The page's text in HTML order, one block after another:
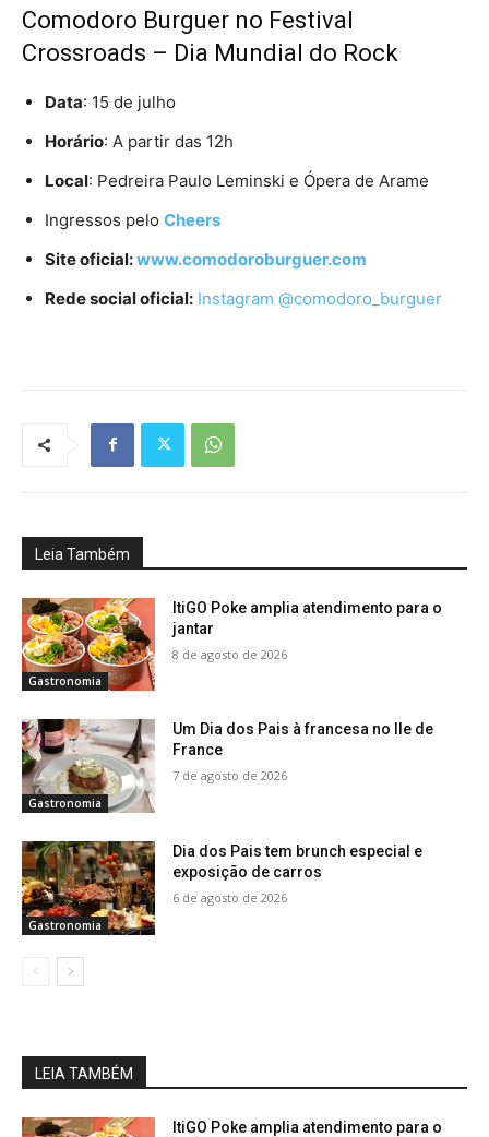
Comodoro Burguer no Festival
Crossroads – Dia Mundial do Rock
Data: 15 de julho
Horário: A partir das 12h
Local: Pedreira Paulo Leminski e Ópera de Arame
Ingressos pelo Cheers
Site oficial:www.comodoroburguer.com
Rede social oficial: Instagram @comodoro_burguer
Leia Também
Gastronomia
ItiGO Poke amplia atendimento para o
jantar
8 de agosto de 2026
Gastronomia
Um Dia dos Pais à francesa no Ile de
France
7 de agosto de 2026
Gastronomia
Dia dos Pais tem brunch especial e
exposição de carros
6 de agosto de 2026
LEIA TAMBÉM
ItiGO Poke amplia atendimento para o